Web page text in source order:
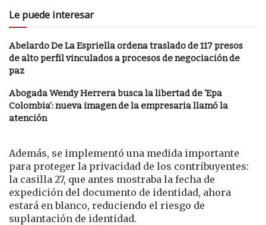
Le puede interesar
Abelardo De La Espriella ordena traslado de 117 presos
de alto perfil vinculados a procesos de negociación de
paz
Abogada Wendy Herrera busca la libertad de ‘Epa
Colombia’: nueva imagen de la empresaria llamó la
atención
Además, se implementó una medida importante
para proteger la privacidad de los contribuyentes:
la casilla 27, que antes mostraba la fecha de
expedición del documento de identidad, ahora
estará en blanco, reduciendo el riesgo de
suplantación de identidad.